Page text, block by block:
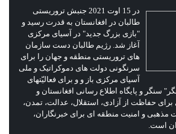
در 15 اوت 2021 جنبش تروریستی
طالبان در افغانستان به قدرت رسید و
"بازی بزرگ جدید" در آسیای مرکزی
آغاز شد. رژیم طالبان دست سازمان
های تروریستی منطقه و جهان را برای
سرنگونی دولت های دموکراتیک و ملی
آسیای مرکزی باز و و برای فعالیّتهای
سنگر و پایگاه اطلاع رسانی افغانستان و
حفاظت از آزادی، استقلال، عدالت، تمدن،
مذهبی و امنیت منطقه ای برای خبرنگاران،
است.